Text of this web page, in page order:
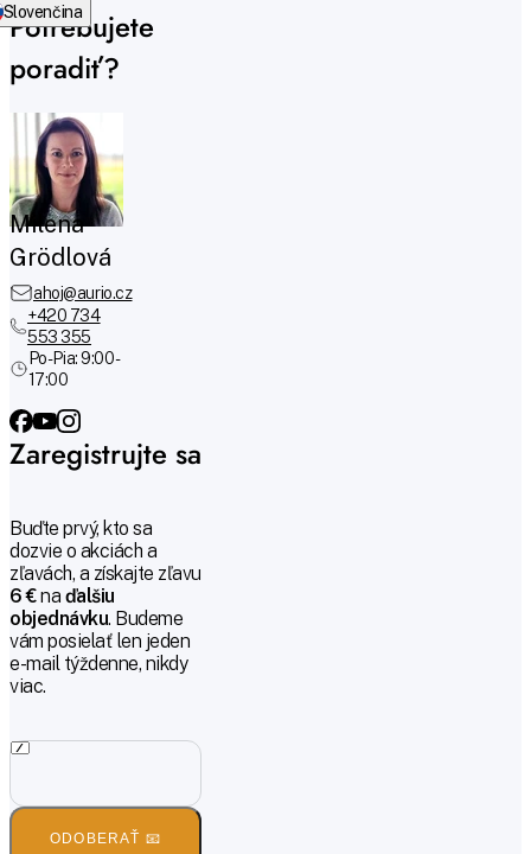
Potrebujete
poradiť?
Milena
Grödlová
ahoj@aurio.cz
+420 734
553 355
Po-Pia: 9:00 -
17:00
Zaregistrujte sa
Buďte prvý, kto sa
dozvie o akciách a
zľavách, a získajte zľavu
6 €na ďalšiu
objednávku. Budeme
vám posielať len jeden
e-mail týždenne, nikdy
viac.
ODOBERAŤ 📧
Slovenčina